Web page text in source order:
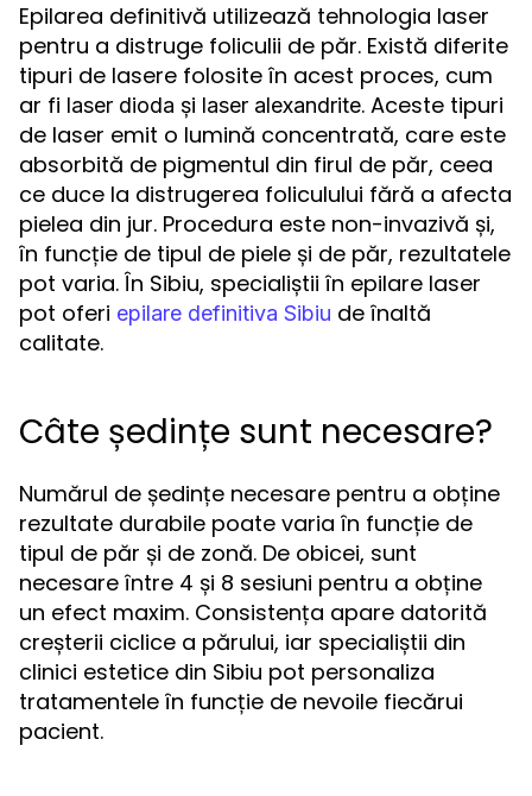
Epilarea definitivă utilizează tehnologia laser
pentru a distruge foliculii de păr. Există diferite
tipuri de lasere folosite în acest proces, cum
ar fi laser dioda și laser alexandrite. Aceste tipuri
de laser emit o lumină concentrată, care este
absorbită de pigmentul din firul de păr, ceea
ce duce la distrugerea foliculului fără a afecta
pielea din jur. Procedura este non-invazivă și,
în funcție de tipul de piele și de păr, rezultatele
pot varia. În Sibiu, specialiștii în epilare laser
pot oferi epilare definitiva Sibiu de înaltă
calitate.
Câte ședințe sunt necesare?
Numărul de ședințe necesare pentru a obține
rezultate durabile poate varia în funcție de
tipul de păr și de zonă. De obicei, sunt
necesare între 4 și 8 sesiuni pentru a obține
un efect maxim. Consistența apare datorită
creșterii ciclice a părului, iar specialiștii din
clinici estetice din Sibiu pot personaliza
tratamentele în funcție de nevoile fiecărui
pacient.